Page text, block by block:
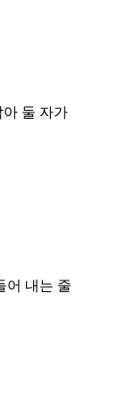
아 둘 자가
어 내는 줄